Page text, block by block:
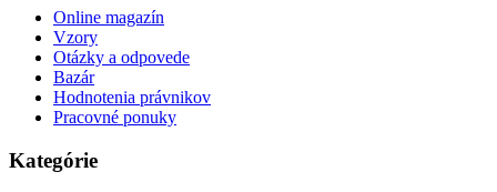
Online magazín
Vzory
Otázky a odpovede
Bazár
Hodnotenia právnikov
Pracovné ponuky
Kategórie